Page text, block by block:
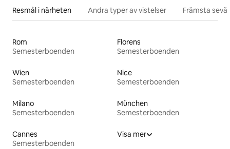
Resmål i närheten Andra typer av vistelser Främsta
Rom
Semesterboenden
Florens
Semesterboenden
Wien
Semesterboenden
Nice
Semesterboenden
Milano
Semesterboenden
München
Semesterboenden
Cannes
Semesterboenden
Visa mer